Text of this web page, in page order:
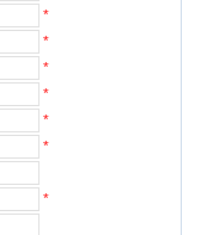
*
*
*
*
*
*
*